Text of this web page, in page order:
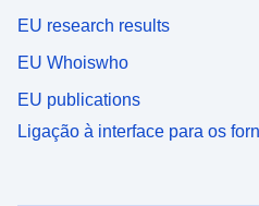
EU research results
EU Whoiswho
EU publications
Ligação à interface para os